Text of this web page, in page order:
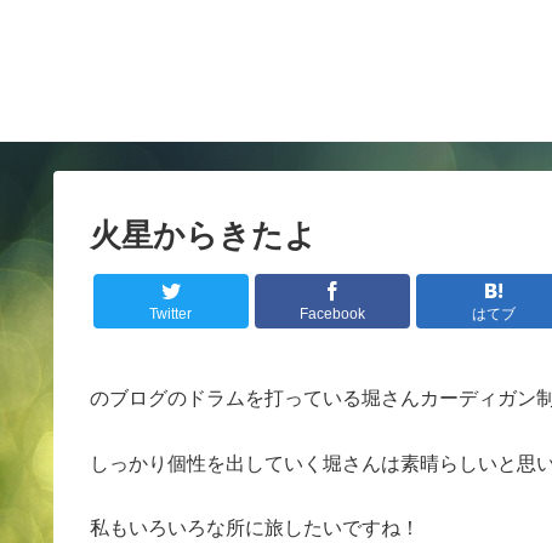
火星からきたよ
Twitter Facebook はてブ
のブログのドラムを打っている堀さんカーディガン
しっかり個性を出していく堀さんは素晴らしいと思
私もいろいろな所に旅したいですね！